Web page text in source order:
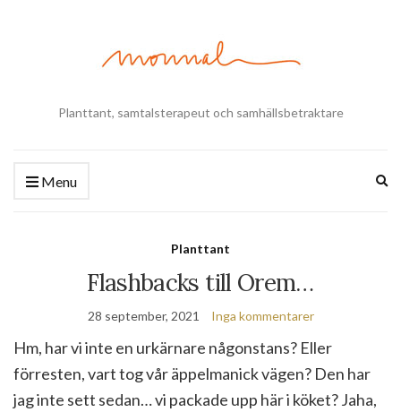
Planttant, samtalsterapeut och samhällsbetraktare
Menu
Planttant
Flashbacks till Orem…
28 september, 2021 Inga kommentarer
Hm, har vi inte en urkärnare någonstans? Eller
förresten, vart tog vår äppelmanick vägen? Den har
jag inte sett sedan… vi packade upp här i köket? Jaha,